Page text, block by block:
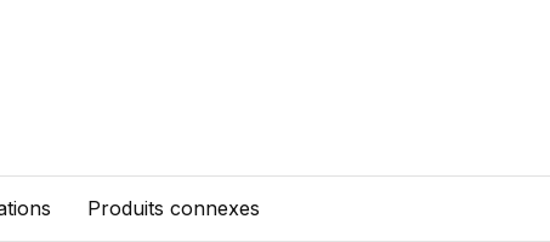
Produits connexes